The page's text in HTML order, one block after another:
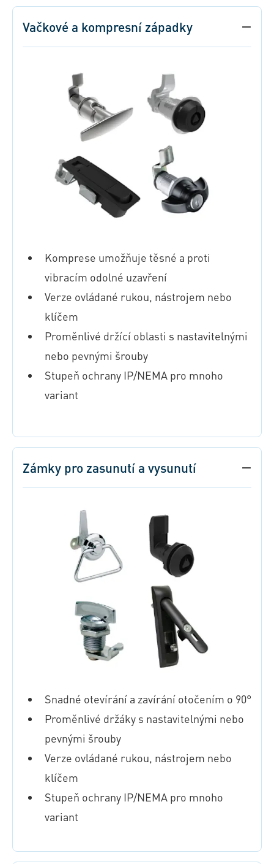
Vačkové a kompresní západky
Komprese umožňuje těsné a proti
vibracím odolné uzavření
Verze ovládané rukou, nástrojem nebo
klíčem
Proměnlivé držící oblasti s nastavitelnými
nebo pevnými šrouby
Stupeň ochrany IP/NEMA pro mnoho
variant
Zámky pro zasunutí a vysunutí
Snadné otevírání a zavírání otočením o 90°
Proměnlivé držáky s nastavitelnými nebo
pevnými šrouby
Verze ovládané rukou, nástrojem nebo
klíčem
Stupeň ochrany IP/NEMA pro mnoho
variant